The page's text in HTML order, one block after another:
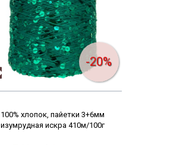
-20%
100% хлопок, пайетки 3+6мм
изумрудная искра 410м/100г